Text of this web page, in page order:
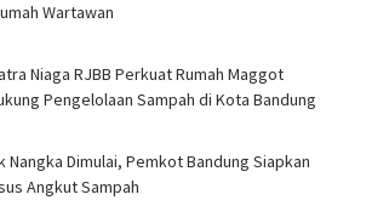
Wartawan
Niaga RJBB Perkuat Rumah Maggot
Pengelolaan Sampah di Kota Bandung
Nangka Dimulai, Pemkot Bandung Siapkan
Angkut Sampah